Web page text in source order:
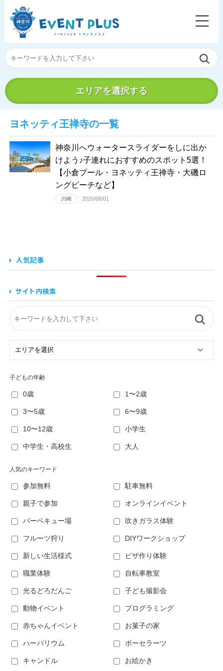
エリアを選択する
ヨネッティ王禅寺の一覧
神奈川へウォータースライダーをしに出か
けよう♪子連れにおすすめのスポット5選！
【小倉プール・ヨネッティ王禅寺・大磯ロ
ングビーチなど】
川崎 2020/08/01
子どもの年齢
0歳 1〜2歳
3〜5歳 6〜9歳
10〜12歳 小学生
中学生・高校生 大人
人気のキーワード
参加無料 駐車無料
親子で参加 オンラインイベント
バーベキュー場 吹きガラス体験
フルーツ狩り DIYワークショップ
新しい生活様式 ピザ作り体験
職業体験 自転車教室
光るどろだんご 子ども撮影会
動物イベント プログラミング
赤ちゃんイベント お菓子の家
ハーバリウム ポーセラーツ
キャンドル お絵かき